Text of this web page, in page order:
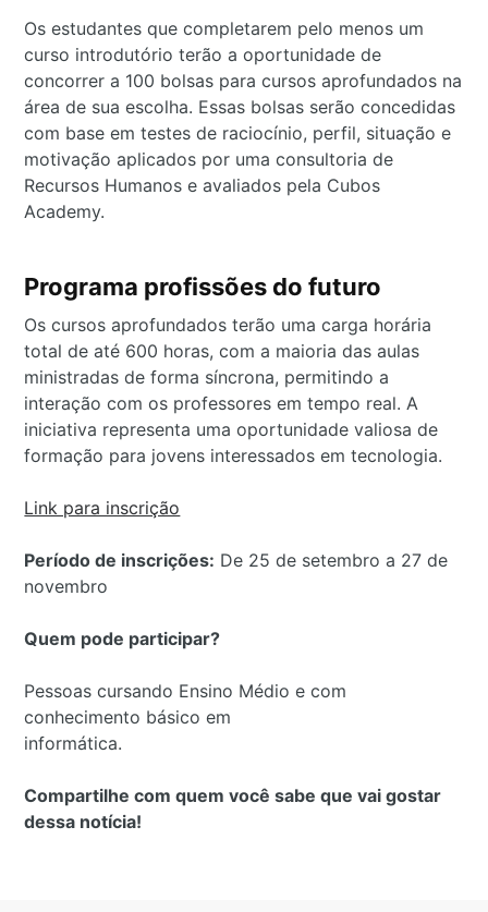
Os estudantes que completarem pelo menos um
curso introdutório terão a oportunidade de
concorrer a 100 bolsas para cursos aprofundados na
área de sua escolha. Essas bolsas serão concedidas
com base em testes de raciocínio, perfil, situação e
motivação aplicados por uma consultoria de
Recursos Humanos e avaliados pela Cubos
Academy.
Programa profissões do futuro
Os cursos aprofundados terão uma carga horária
total de até 600 horas, com a maioria das aulas
ministradas de forma síncrona, permitindo a
interação com os professores em tempo real. A
iniciativa representa uma oportunidade valiosa de
formação para jovens interessados em tecnologia.
Link para inscrição
Período de inscrições: De 25 de setembro a 27 de
novembro
Quem pode participar?
Pessoas cursando Ensino Médio e com
conhecimento básico em
informática.
Compartilhe com quem você sabe que vai gostar
dessa notícia!